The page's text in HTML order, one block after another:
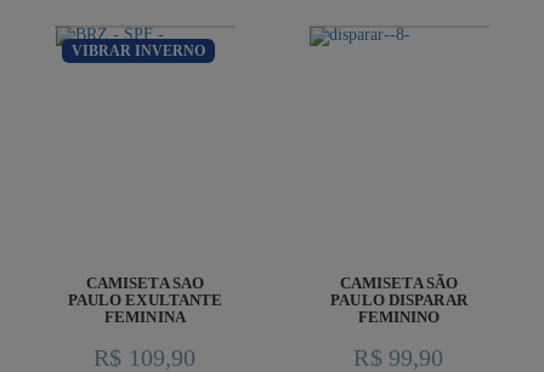
VIBRAR INVERNO
CAMISETA SAO
PAULO EXULTANTE
FEMININA
R$ 109,90
CAMISETA SÃO
PAULO DISPARAR
FEMININO
R$ 99,90